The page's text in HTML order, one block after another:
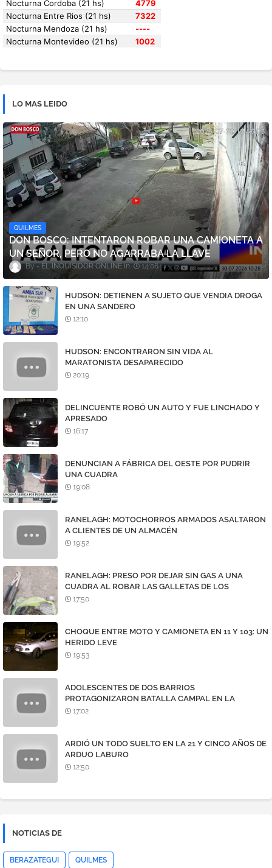
LO MAS LEIDO
QUILMES
DON BOSCO: INTENTARON ROBAR UNA CAMIONETA A
UN SEÑOR, PERO NO AGARRABA LA LLAVE
EL INQUISIDOR ONLINE 14:08
HUDSON: DETIENEN A SUJETO QUE VENDIA DROGA
EN UNA SANDERO
12:10
HUDSON: ENCONTRARON SIN VIDA AL
MARATONISTA DESAPARECIDO
20:19
DELINCUENTE ROBÓ UN AUTO Y FUE LINCHADO Y
APRESADO
16:17
DENUNCIAN A FÁBRICA DEL OESTE POR PUDRIR
UNA CUADRA
19:08
RANELAGH: MOTOCHORROS ARMADOS ASALTARON
A CLIENTES DE UN ALMACÉN
19:52
RANELAGH: PRESO POR DEJAR SIN GAS A UNA
CUADRA AL ROBAR LAS GALLETAS DE LOS
MEDIDORES
17:50
CHOQUE ENTRE MOTO Y CAMIONETA EN 11 Y 103: UN
HERIDO LEVE
19:53
ADOLESCENTES DE DOS BARRIOS
PROTAGONIZARON BATALLA CAMPAL EN LA
AVENIDA 7
17:02
ARDIÓ UN TODO SUELTO EN LA 21 Y CINCO AÑOS DE
ARDUO LABURO
12:50
NOTICIAS DE
BERAZATEGUI QUILMES